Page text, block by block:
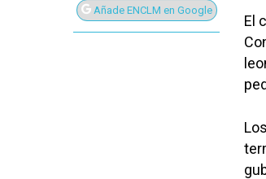
Presiona Intro para
Añade ENCLM en Google
El